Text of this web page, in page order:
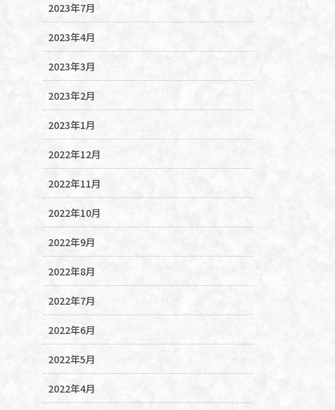
2023年7月
2023年4月
2023年3月
2023年2月
2023年1月
2022年12月
2022年11月
2022年10月
2022年9月
2022年8月
2022年7月
2022年6月
2022年5月
2022年4月